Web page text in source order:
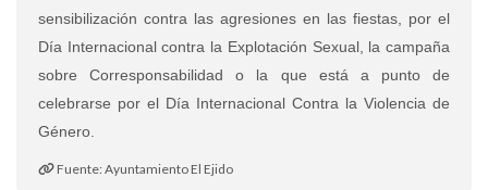
sensibilización contra las agresiones en las fiestas, por el
Día Internacional contra la Explotación Sexual, la campaña
sobre Corresponsabilidad o la que está a punto de
celebrarse por el Día Internacional Contra la Violencia de
Género.
Fuente: Ayuntamiento El Ejido